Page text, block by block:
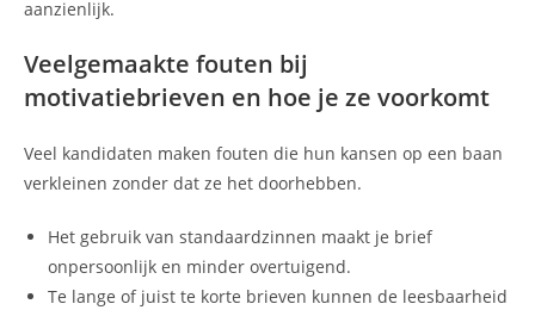
aanzienlijk.
Veelgemaakte fouten bij
motivatiebrieven en hoe je ze voorkomt
Veel kandidaten maken fouten die hun kansen op een baan
verkleinen zonder dat ze het doorhebben.
Het gebruik van standaardzinnen maakt je brief
onpersoonlijk en minder overtuigend.
Te lange of juist te korte brieven kunnen de leesbaarheid